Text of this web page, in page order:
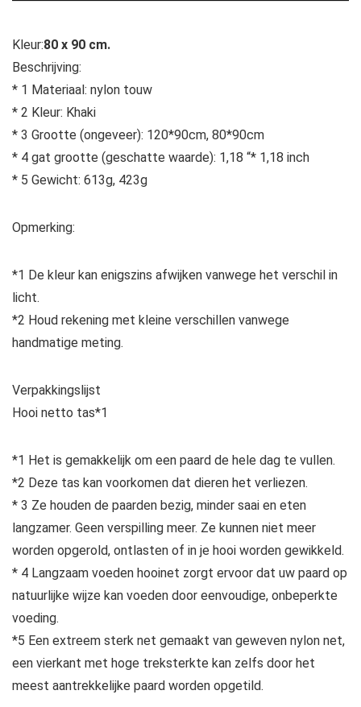
Kleur:80 x 90 cm.
Beschrijving:
* 1 Materiaal: nylon touw
* 2 Kleur: Khaki
* 3 Grootte (ongeveer): 120*90cm, 80*90cm
* 4 gat grootte (geschatte waarde): 1,18 “* 1,18 inch
* 5 Gewicht: 613g, 423g
Opmerking:
*1 De kleur kan enigszins afwijken vanwege het verschil in
licht.
*2 Houd rekening met kleine verschillen vanwege
handmatige meting.
Verpakkingslijst
Hooi netto tas*1
*1 Het is gemakkelijk om een paard de hele dag te vullen.
*2 Deze tas kan voorkomen dat dieren het verliezen.
* 3 Ze houden de paarden bezig, minder saai en eten
langzamer. Geen verspilling meer. Ze kunnen niet meer
worden opgerold, ontlasten of in je hooi worden gewikkeld.
* 4 Langzaam voeden hooinet zorgt ervoor dat uw paard op
natuurlijke wijze kan voeden door eenvoudige, onbeperkte
voeding.
*5 Een extreem sterk net gemaakt van geweven nylon net,
een vierkant met hoge treksterkte kan zelfs door het
meest aantrekkelijke paard worden opgetild.